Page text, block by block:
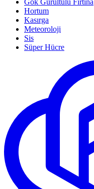
Gök Gürültülü Fırtına
Hortum
Kasırga
Meteoroloji
Sis
Süper Hücre